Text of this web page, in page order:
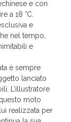
e con
a 18 °C.
e
nel tempo,
e
è sempre
lanciato
L’illustratore
moto
realizzata per